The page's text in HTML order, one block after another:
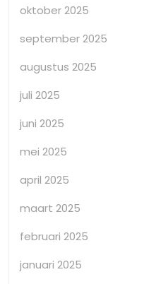
oktober 2025
september 2025
augustus 2025
juli 2025
juni 2025
mei 2025
april 2025
maart 2025
februari 2025
januari 2025